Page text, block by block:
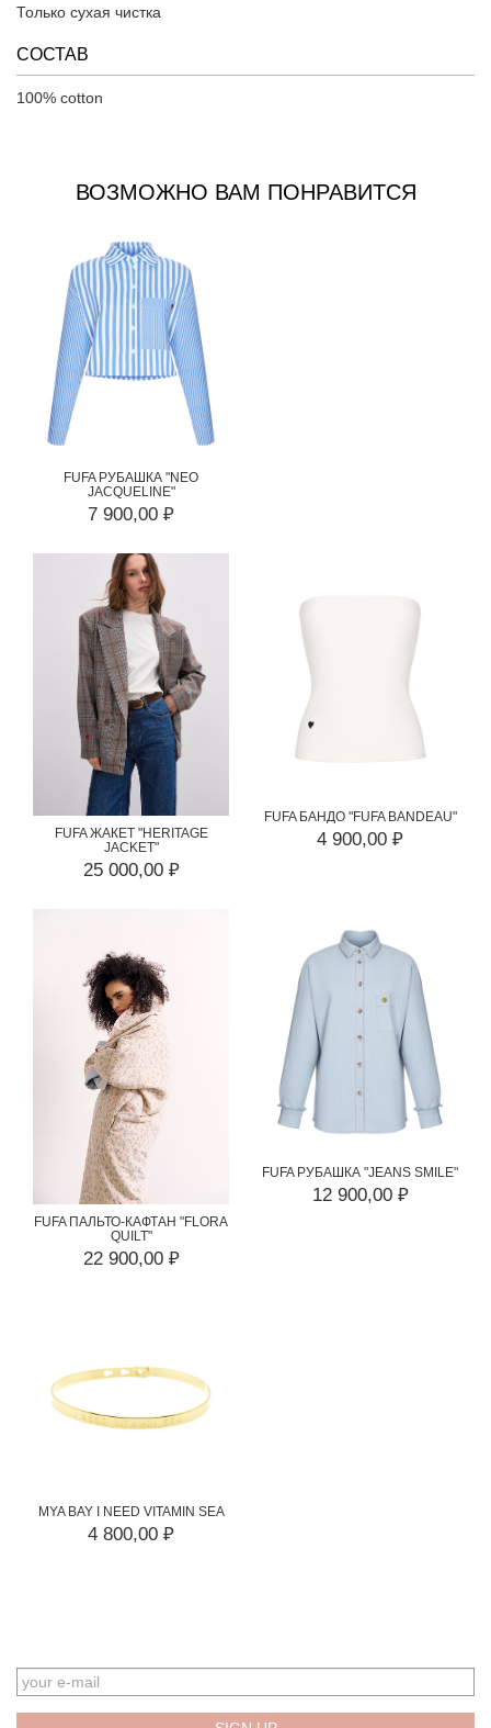
Только сухая чистка
СОСТАВ
100% cotton
ВОЗМОЖНО ВАМ ПОНРАВИТСЯ
FUFA РУБАШКА "NEO
JACQUELINE"
7 900,00 ₽
FUFA ЖАКЕТ "HERITAGE
JACKET"
25 000,00 ₽
FUFA БАНДО "FUFA BANDEAU"
4 900,00 ₽
FUFA ПАЛЬТО-КАФТАН "FLORA
QUILT"
22 900,00 ₽
FUFA РУБАШКА "JEANS SMILE"
12 900,00 ₽
MYA BAY I NEED VITAMIN SEA
4 800,00 ₽